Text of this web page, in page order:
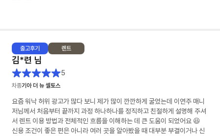
출고후기 렌트
김*련 님
5
차종기아 더 뉴 셀토스
요즘 워낙 허위 광고가 많다 보니 제가 많이 깐깐하게 굴었는데 이연주 매니
저님께서 처음부터 끝까지 과정 하나하나를 정직하고 친절하게 설명해 주셔
서 렌트 이용 방법과 전체적인 흐름을 이해하는 데 큰 도움이 되었어요 😆
신용 조건이 좋은 편은 아니라 여러 곳을 알아봤을 때 대부분 부결이거나 신